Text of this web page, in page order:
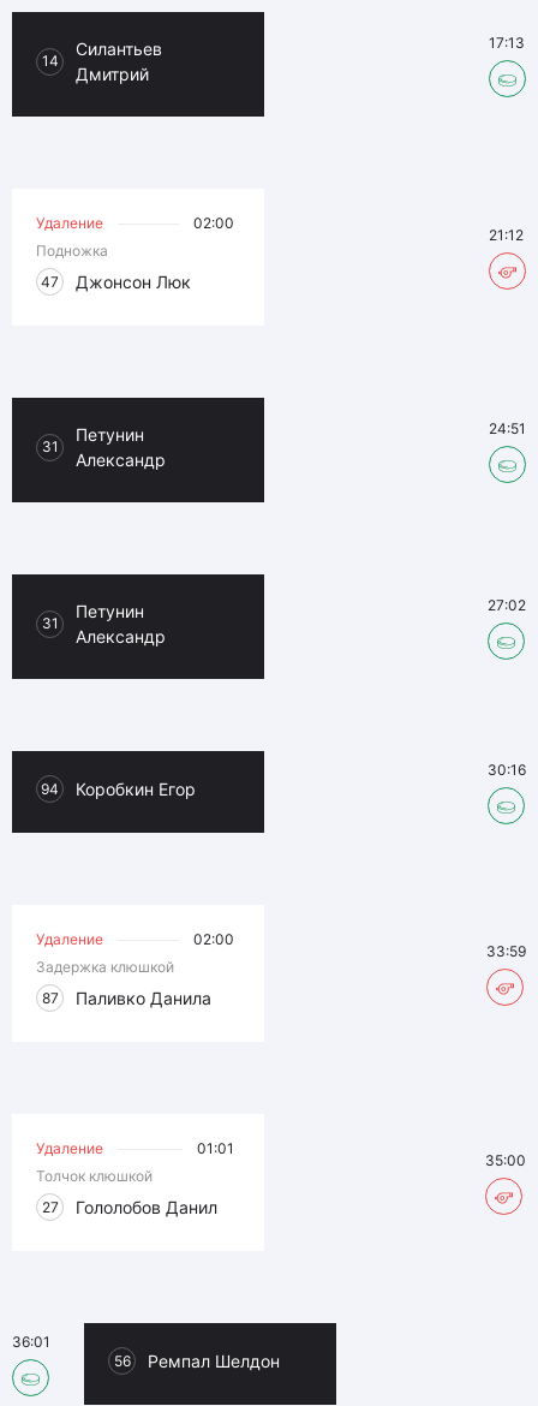
14
Силантьев
Дмитрий
17:13
Удаление
02:00
Подножка
47
Джонсон Люк
21:12
31
Петунин
Александр
24:51
31
Петунин
Александр
27:02
94 Коробкин Егор
30:16
Удаление
02:00
Задержка клюшкой
87
Паливко Данила
33:59
Удаление
01:01
Толчок клюшкой
27
Гололобов Данил
35:00
56 Ремпал Шелдон
36:01